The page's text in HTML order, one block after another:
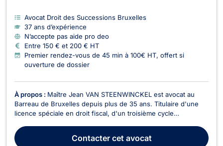
Avocat Droit des Successions Bruxelles
37 ans d’expérience
N’accepte pas aide pro deo
Entre 150 € et 200 € HT
Premier rendez-vous de 45 min à 100€ HT, offert si
ouverture de dossier
À propos : Maître Jean VAN STEENWINCKEL est avocat au
Barreau de Bruxelles depuis plus de 35 ans. Titulaire d'une
licence spéciale en droit fiscal, d'un troisième cycle
gestion de patrimoine, il conseille, assiste et défend ses
clients en matière de droit fiscal, de droit immobi...
Contactercet avocat